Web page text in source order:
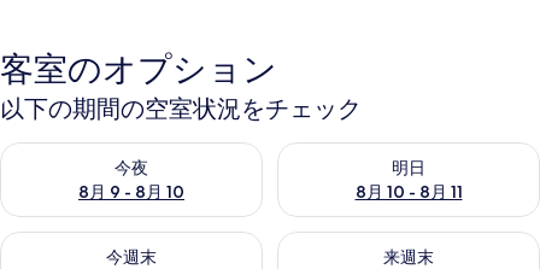
客室のオプション
以下の期間の空室状況をチェック
今夜
8月 9 - 8月 10
今夜 8月 9 - 8月 10 の空室状況をチェック
明日
8月 10 - 8月 11
明日 8月 10 - 8月 11 の空室状
今週末
今週末 8月 14 - 8月 16 の空室状況をチェック
来週末
来週末 8月 21 - 8月 23 の空室